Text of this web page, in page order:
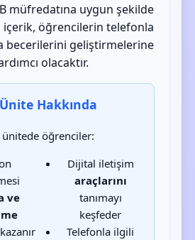
müfredatına uygun şekilde
içerik, öğrencilerin telefonla
becerilerini geliştirmelerine
olacaktır.
Hakkında
ünitede öğrenciler:
ve
Dijital iletişim
araçlarını
tanımayı
keşfeder
Telefonla ilgili